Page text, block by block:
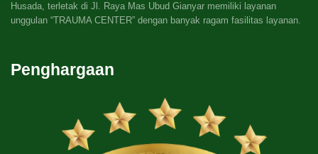
Husada, terletak di Jl. Raya Mas Ubud Gianyar memiliki layanan
unggulan “TRAUMA CENTER” dengan banyak ragam fasilitas layanan.
Penghargaan